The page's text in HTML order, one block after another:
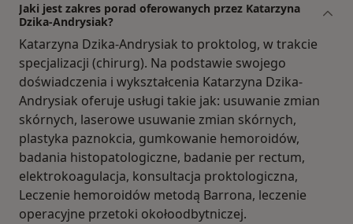
Jaki jest zakres porad oferowanych przez Katarzyna
Dzika-Andrysiak?
Katarzyna Dzika-Andrysiak to proktolog, w trakcie
specjalizacji (chirurg). Na podstawie swojego
doświadczenia i wykształcenia Katarzyna Dzika-
Andrysiak oferuje usługi takie jak: usuwanie zmian
skórnych, laserowe usuwanie zmian skórnych,
plastyka paznokcia, gumkowanie hemoroidów,
badania histopatologiczne, badanie per rectum,
elektrokoagulacja, konsultacja proktologiczna,
Leczenie hemoroidów metodą Barrona, leczenie
operacyjne przetoki okołoodbytniczej.